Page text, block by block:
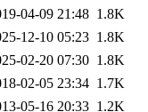
04-09 21:48 1.8K
12-10 05:23 1.8K
02-20 07:30 1.8K
02-05 23:34 1.7K
05-16 20:33 1.2K